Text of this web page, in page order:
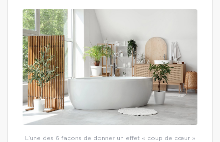
L’une des 6 façons de donner un effet « coup de cœur »